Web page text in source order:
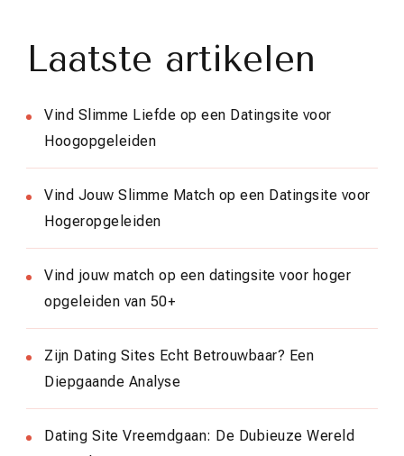
Laatste artikelen
Vind Slimme Liefde op een Datingsite voor
Hoogopgeleiden
Vind Jouw Slimme Match op een Datingsite voor
Hogeropgeleiden
Vind jouw match op een datingsite voor hoger
opgeleiden van 50+
Zijn Dating Sites Echt Betrouwbaar? Een
Diepgaande Analyse
Dating Site Vreemdgaan: De Dubieuze Wereld